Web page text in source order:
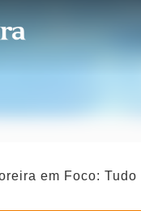
em Foco: